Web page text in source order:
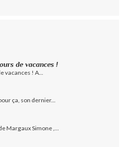
de vacances !
vacances ! A...
ça, son dernier...
Margaux Simone ,...